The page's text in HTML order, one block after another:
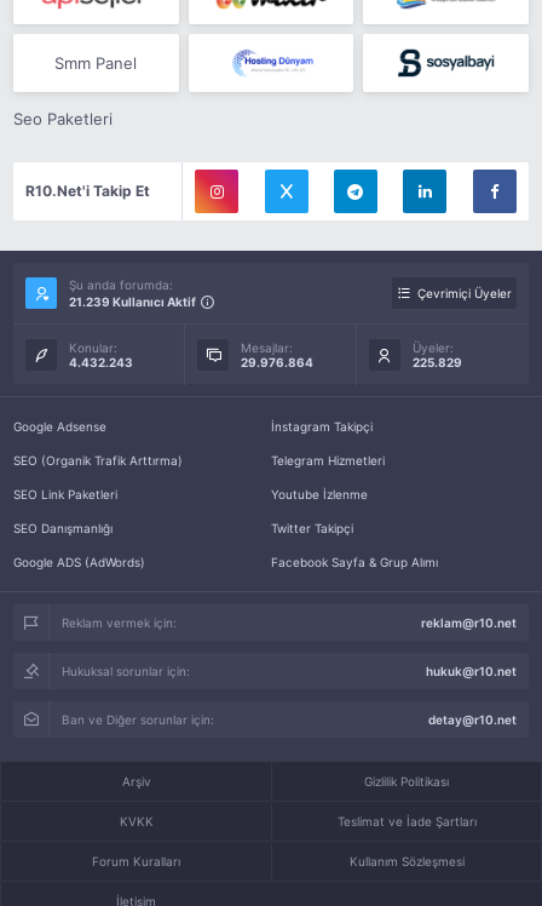
Smm Panel
Seo Paketleri
R10.Net'i Takip Et
Şu anda forumda:
21.239 Kullanıcı Aktif
Çevrimiçi Üyeler
Konular:
4.432.243
Mesajlar:
29.976.864
Üyeler:
225.829
Google Adsense
SEO (Organik Trafik Arttırma)
SEO Link Paketleri
SEO Danışmanlığı
Google ADS (AdWords)
İnstagram Takipçi
Telegram Hizmetleri
Youtube İzlenme
Twitter Takipçi
Facebook Sayfa & Grup Alımı
Reklam vermek için: reklam@r10.net
Hukuksal sorunlar için: hukuk@r10.net
Ban ve Diğer sorunlar için: detay@r10.net
Arşiv Gizlilik Politikası
KVKK Teslimat ve İade Şartları
Forum Kuralları Kullanım Sözleşmesi
İletişim